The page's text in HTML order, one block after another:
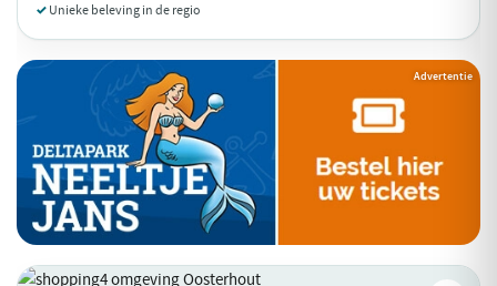
Unieke beleving in de regio